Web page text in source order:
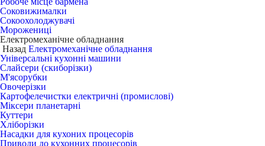
Соковижималки
Сокоохолоджувачі
Морожениці
Електромеханічне обладнання
Назад Електромеханічне обладнання
Універсальні кухонні машини
Слайсери (скиборізки)
М'ясорубки
Овочерізки
Картофелечистки електричні (промислові)
Міксери планетарні
Куттери
Хліборізки
Насадки для кухоних процесорів
Приводи до кухонних процесорів